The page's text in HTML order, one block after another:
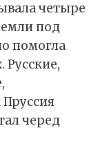
четыре
под
помогла
Русские,
черед